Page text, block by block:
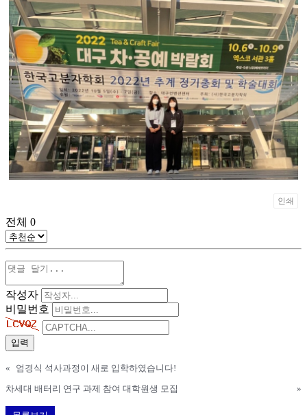
인쇄
전체 0
작성자
비밀번호
«
엄경식 석사과정이 새로 입학하였습니다!
차세대 배터리 연구 과제 참여 대학원생 모집
»